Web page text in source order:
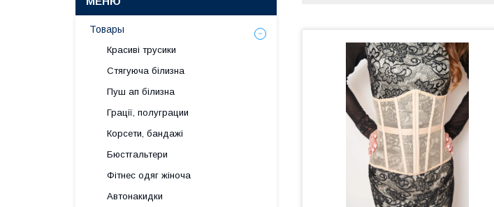
Товары
Красиві трусики
Стягуюча білизна
Пуш ап білизна
Грації, полуграции
Корсети, бандажі
Бюстгальтери
Фітнес одяг жіноча
Автонакидки